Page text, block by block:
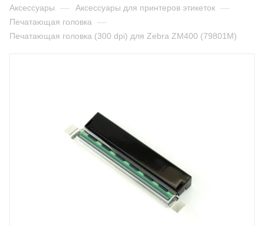
Аксессуары — Аксессуары для принтеров этикеток —
Печатающая головка —
Печатающая головка (300 dpi) для Zebra ZM400 (79801M)